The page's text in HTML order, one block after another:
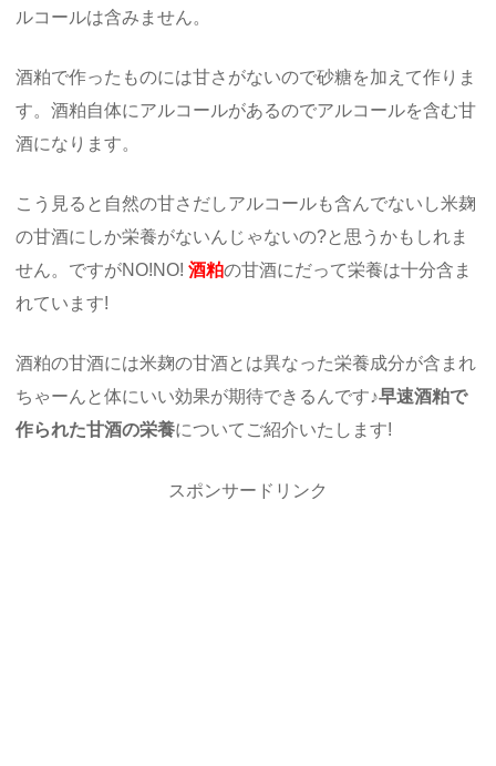
ルコールは含みません。
酒粕で作ったものには甘さがないので砂糖を加えて作りま
す。酒粕自体にアルコールがあるのでアルコールを含む甘
酒になります。
こう見ると自然の甘さだしアルコールも含んでないし米麹
の甘酒にしか栄養がないんじゃないの?と思うかもしれま
せん。ですがNO!NO!酒粕の甘酒にだって栄養は十分含ま
れています!
酒粕の甘酒には米麹の甘酒とは異なった栄養成分が含まれ
ちゃーんと体にいい効果が期待できるんです♪早速酒粕で
作られた甘酒の栄養についてご紹介いたします!
スポンサードリンク